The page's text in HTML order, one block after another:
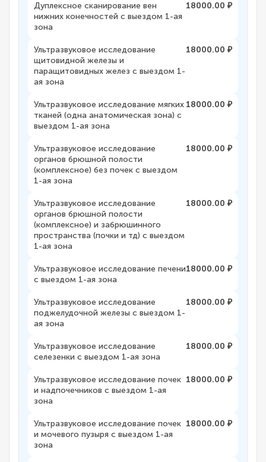
Дуплексное сканирование вен
нижних конечностей с выездом 1-ая
зона
18000.00 ₽
Ультразвуковое исследование
щитовидной железы и
паращитовидных желез с выездом 1-
ая зона
18000.00 ₽
Ультразвуковое исследование мягких
тканей (одна анатомическая зона) с
выездом 1-ая зона
18000.00 ₽
Ультразвуковое исследование
органов брюшной полости
(комплексное) без почек с выездом
1-ая зона
18000.00 ₽
Ультразвуковое исследование
органов брюшной полости
(комплексное) и забрюшинного
пространства (почки и тд) с выездом
1-ая зона
18000.00 ₽
Ультразвуковое исследование печени
с выездом 1-ая зона
18000.00 ₽
Ультразвуковое исследование
поджелудочной железы с выездом 1-
ая зона
18000.00 ₽
Ультразвуковое исследование
селезенки с выездом 1-ая зона
18000.00 ₽
Ультразвуковое исследование почек
и надпочечников с выездом 1-ая
зона
18000.00 ₽
Ультразвуковое исследование почек
и мочевого пузыря с выездом 1-ая
зона
18000.00 ₽